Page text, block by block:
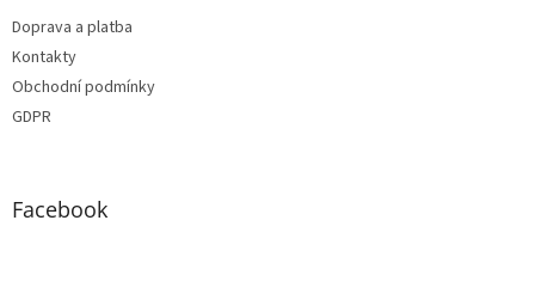
Doprava a platba
Kontakty
Obchodní podmínky
GDPR
Facebook